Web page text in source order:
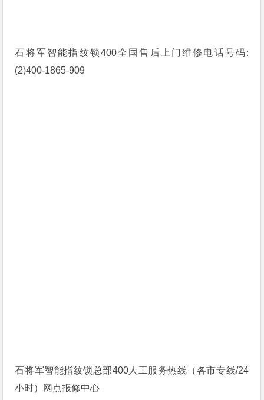
石将军智能指纹锁400全国售后上门维修电话号码:
(2)400-1865-909
石将军智能指纹锁总部400人工服务热线（各市专线/24
小时）网点报修中心